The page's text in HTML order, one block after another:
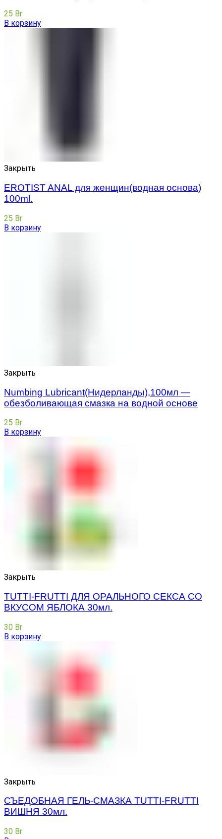
25 Br
В корзину
Закрыть
EROTIST ANAL для женщин(водная основа)
100ml.
25 Br
В корзину
Закрыть
Numbing Lubricant(Нидерланды),100мл —
обезболивающая смазка на водной основе
25 Br
В корзину
Закрыть
TUTTI-FRUTTI ДЛЯ ОРАЛЬНОГО СЕКСА СО
ВКУСОМ ЯБЛОКА 30мл.
30 Br
В корзину
Закрыть
СЪЕДОБНАЯ ГЕЛЬ-СМАЗКА TUTTI-FRUTTI
ВИШНЯ 30мл.
30 Br